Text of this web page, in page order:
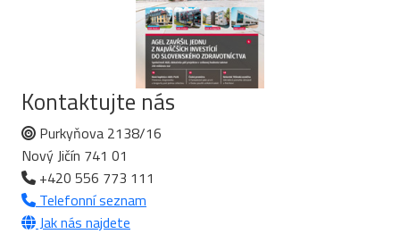
Kontaktujte nás
Purkyňova 2138/16
Nový Jičín 741 01
+420 556 773 111
Telefonní seznam
Jak nás najdete